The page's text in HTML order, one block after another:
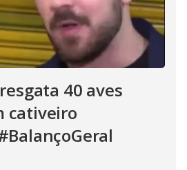
40 aves
cativeiro